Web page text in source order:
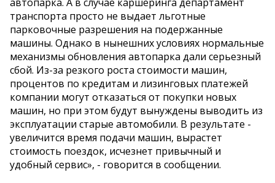
транспорта просто не выдает льготные
парковочные разрешения на подержанные
машины. Однако в нынешних условиях нормальные
механизмы обновления автопарка дали серьезный
сбой. Из-за резкого роста стоимости машин,
процентов по кредитам и лизинговых платежей
компании могут отказаться от покупки новых
машин, но при этом будут вынуждены выводить из
эксплуатации старые автомобили. В результате -
увеличится время подачи машин, вырастет
стоимость поездок, исчезнет привычный и
удобный сервис», - говорится в сообщении.